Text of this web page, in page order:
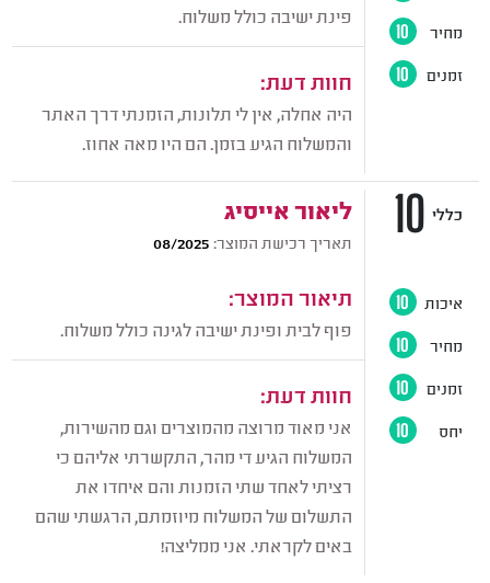
פינת ישיבה כולל משלוח.
חוות דעת:
היה אחלה, אין לי תלונות, הזמנתי דרך האתר
והמשלוח הגיע בזמן. הם היו מאה אחוז.
מחיר 10
זמנים 10
ליאור אייסיג
תאריך רכישת המוצר: 08/2025
תיאור המוצר:
פוף לבית ופינת ישיבה לגינה כולל משלוח.
חוות דעת:
אני מאוד מרוצה מהמוצרים וגם מהשירות,
המשלוח הגיע די מהר, התקשרתי אליהם כי
רציתי לאחד שתי הזמנות והם איחדו את
התשלום של המשלוח מיוזמתם, הרגשתי שהם
באים לקראתי. אני ממליצה!
10 כללי
איכות 10
מחיר 10
זמנים 10
יחס 10